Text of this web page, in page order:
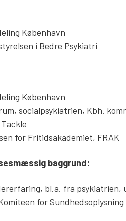
København
i Bedre Psykiatri
København
socialpsykiatrien, Kbh.
for Fritidsakademiet, FRAK
baggrund:
bl.a. fra
for Sundhedsoplysning